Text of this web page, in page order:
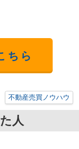
ちら
不動産売買ノウハウ
人